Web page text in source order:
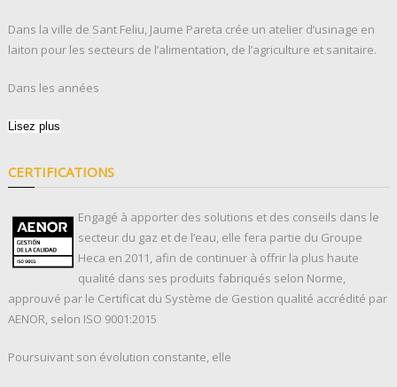
Dans la ville de Sant Feliu, Jaume Pareta crée un atelier d’usinage en
laiton pour les secteurs de l’alimentation, de l’agriculture et sanitaire.
Dans les années
Lisez plus
CERTIFICATIONS
Engagé à apporter des solutions et des conseils dans le
secteur du gaz et de l’eau, elle fera partie du Groupe
Heca en 2011, afin de continuer à offrir la plus haute
qualité dans ses produits fabriqués selon Norme,
approuvé par le Certificat du Système de Gestion qualité accrédité par
AENOR, selon ISO 9001:2015
Poursuivant son évolution constante, elle